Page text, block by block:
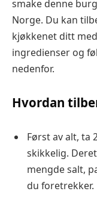
smake denne
Norge. Du kan
kjøkkenet ditt
ingredienser og
nedenfor.
Hvordan
Først av alt, ta
skikkelig.
mengde salt,
du foretrekker.